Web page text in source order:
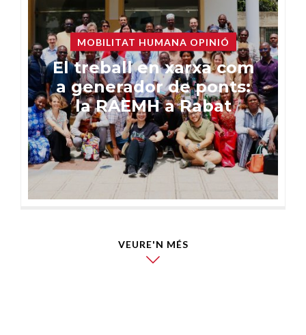
MOBILITAT HUMANA OPINIÓ
El treball en xarxa com
a generador de ponts:
la RAEMH a Rabat
VEURE'N MÉS